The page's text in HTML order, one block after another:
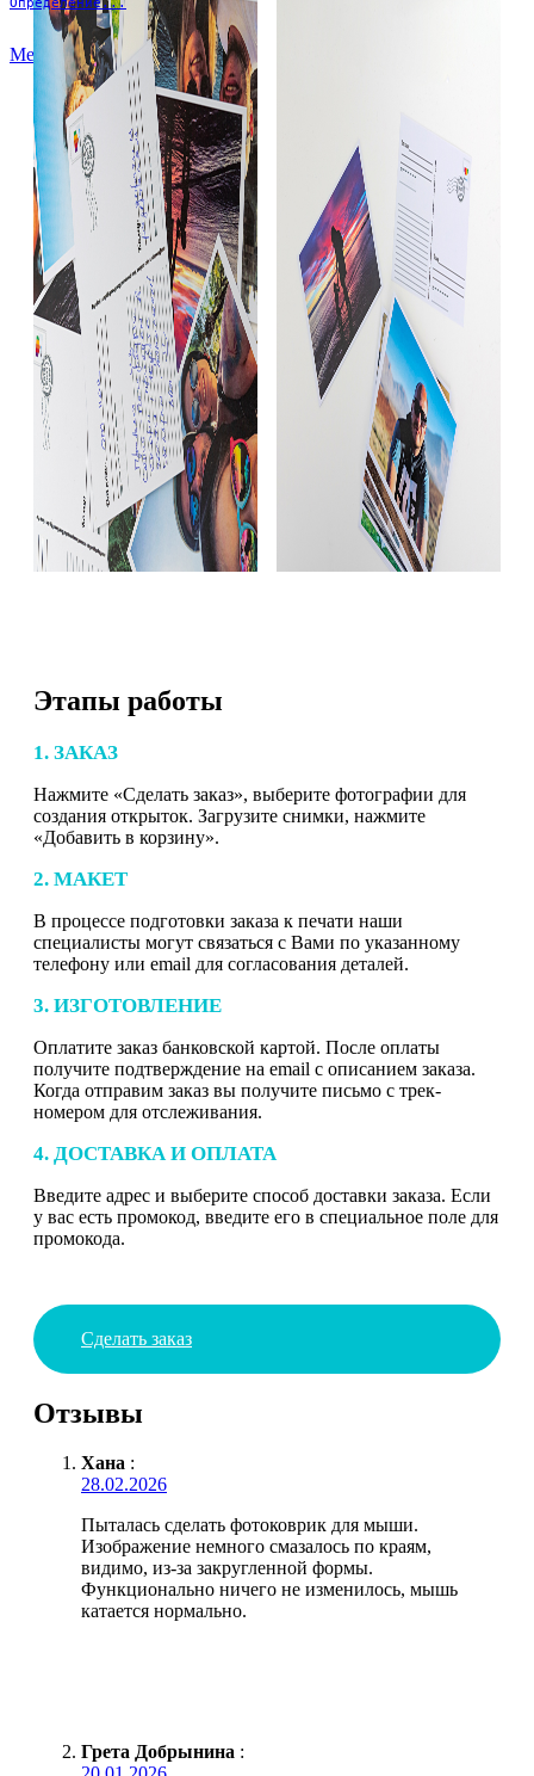
Меню
Этапы работы
1. ЗАКАЗ
Нажмите «Сделать заказ», выберите фотографии для
создания открыток. Загрузите снимки, нажмите
«Добавить в корзину».
2. МАКЕТ
В процессе подготовки заказа к печати наши
специалисты могут связаться с Вами по указанному
телефону или email для согласования деталей.
3. ИЗГОТОВЛЕНИЕ
Оплатите заказ банковской картой. После оплаты
получите подтверждение на email с описанием заказа.
Когда отправим заказ вы получите письмо с трек-
номером для отслеживания.
4. ДОСТАВКА И ОПЛАТА
Введите адрес и выберите способ доставки заказа. Если
у вас есть промокод, введите его в специальное поле для
промокода.
Сделать заказ
Отзывы
Хана :
28.02.2026
Пыталась сделать фотоковрик для мыши.
Изображение немного смазалось по краям,
видимо, из-за закругленной формы.
Функционально ничего не изменилось, мышь
катается нормально.
Грета Добрынина :